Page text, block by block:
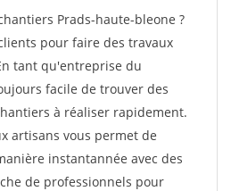
Prads-haute-bleone ?
pour faire des travaux
tant qu'entreprise du
facile de trouver des
à réaliser rapidement.
artisans vous permet de
instantannée avec des
de professionnels pour